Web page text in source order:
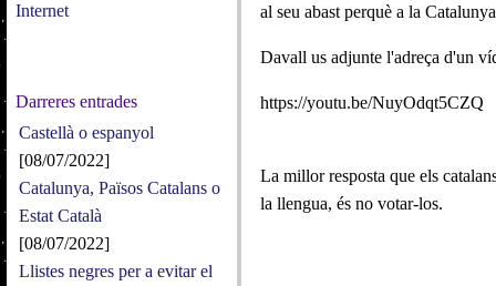
Internet
Darreres entrades
Castellà o espanyol
[08/07/2022]
Catalunya, Països Catalans o
Estat Català
[08/07/2022]
Llistes negres per a evitar el
al seu abast perquè a la
Davall us adjunte l'adreça d'un
https://youtu.be/NuyOdqt5CZQ
La millor resposta que els
la llengua, és no votar-los.